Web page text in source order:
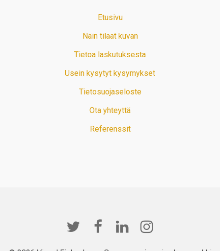
Etusivu
Näin tilaat kuvan
Tietoa laskutuksesta
Usein kysytyt kysymykset
Tietosuojaseloste
Ota yhteyttä
Referenssit